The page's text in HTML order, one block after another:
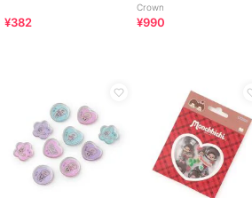
¥382
Crown
¥990